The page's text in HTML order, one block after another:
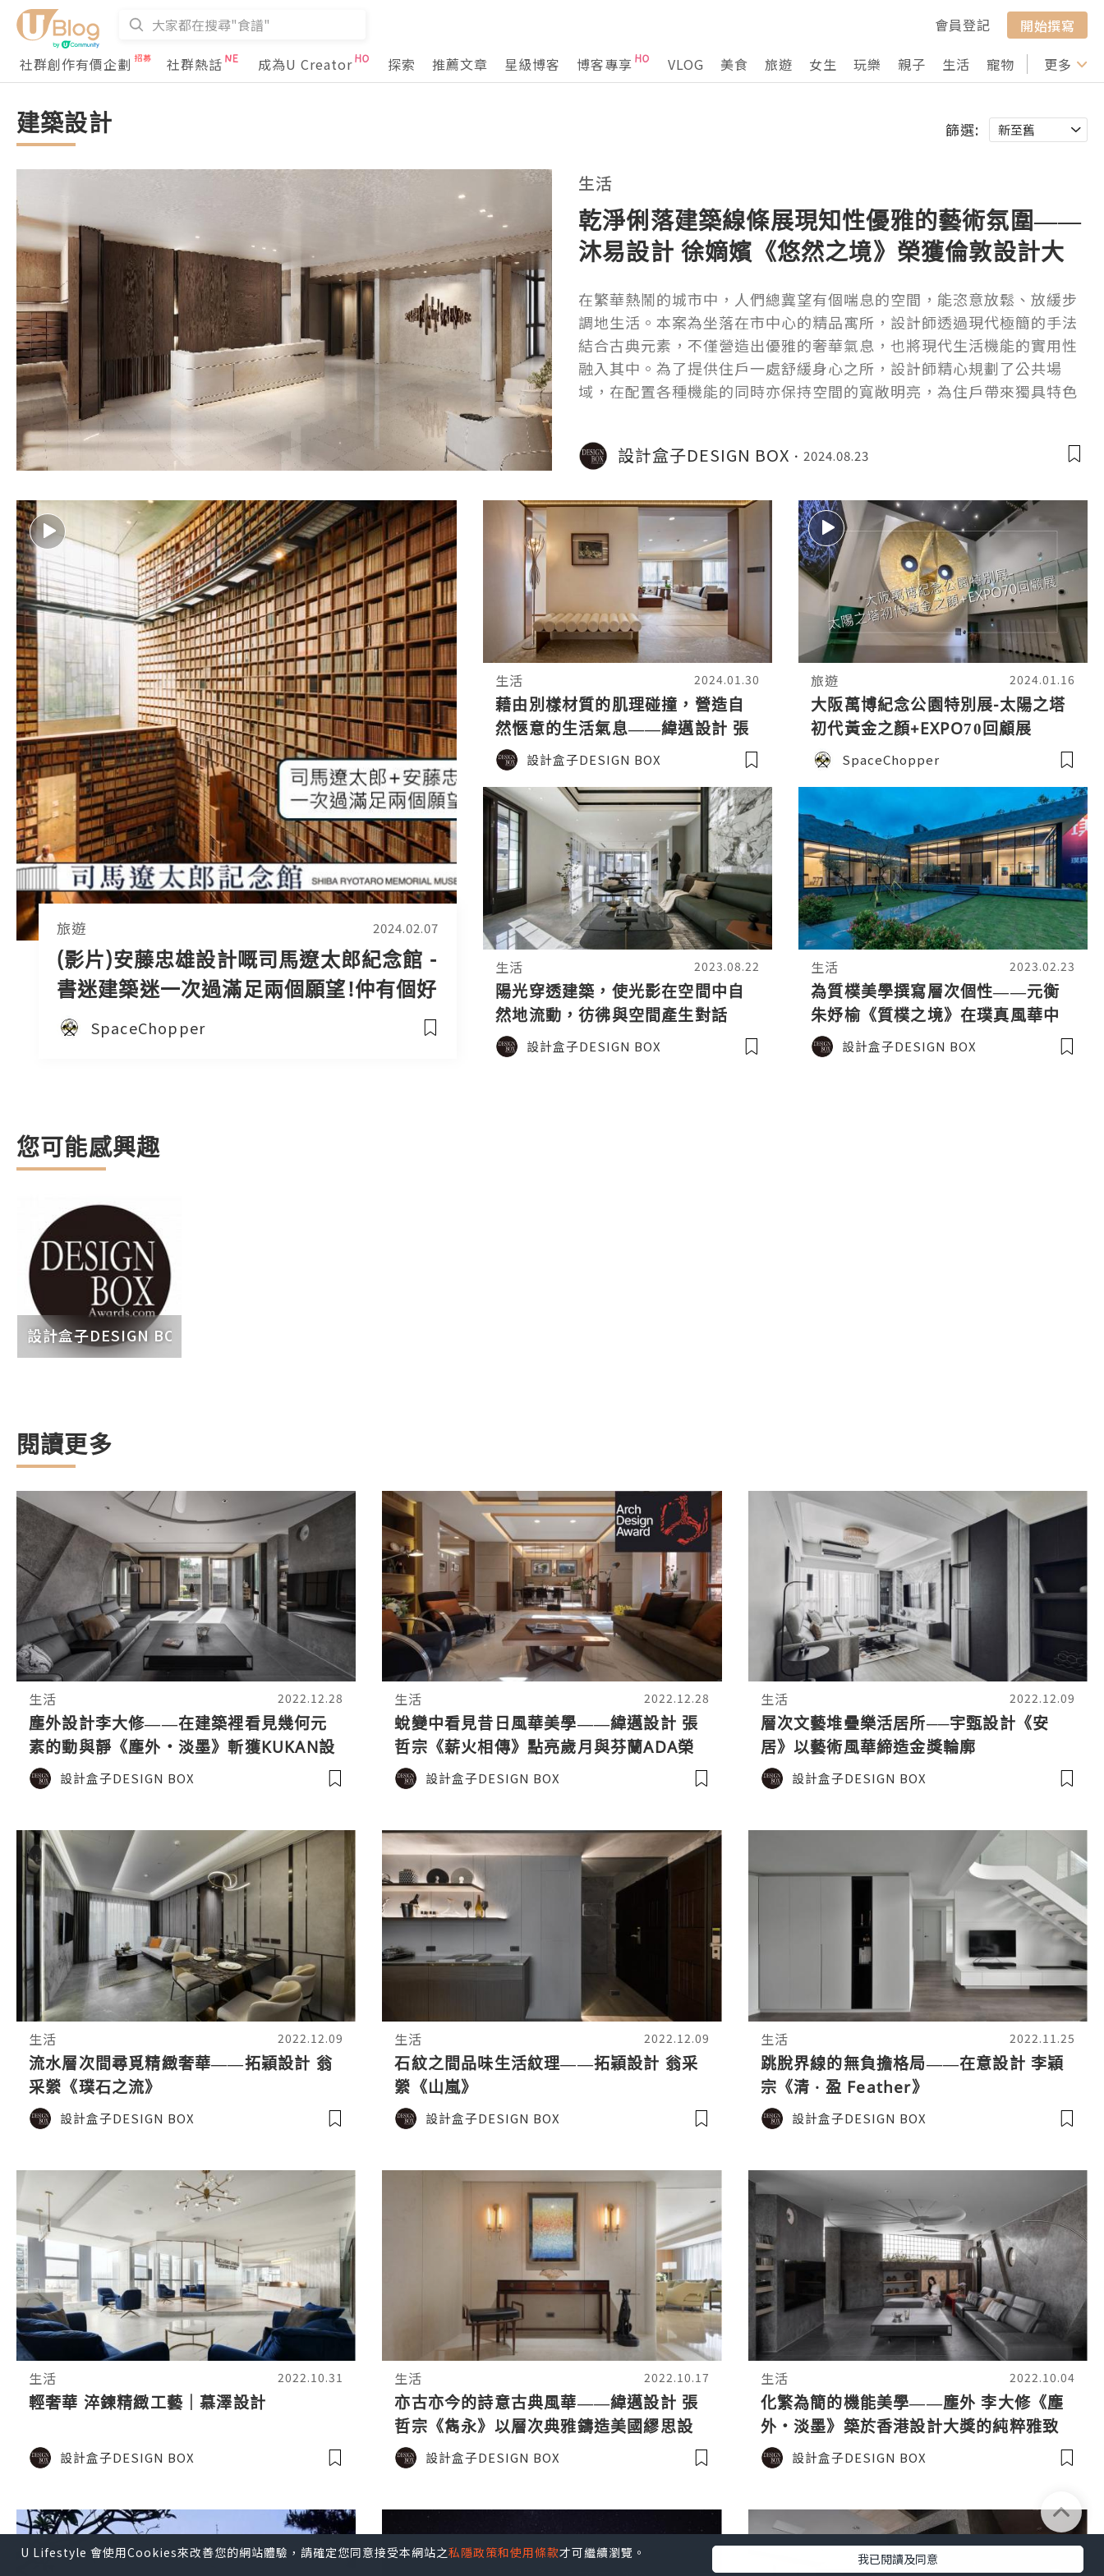
U Lifestyle 會使用Cookies來改善您的網站體驗，請確定您同意接受本網站之私隱政策和使用條款才可繼續瀏覽。 我已閱讀及同意
會員登記
開始撰寫
社群創作有價企劃
社群熱話 成為U Creator 探索 推薦文章 星級博客 博客專享 VLOG 美食 旅遊 女生 玩樂 親子 生活 寵物 行山 打卡
更多
建築設計 篩選:
生活
乾淨俐落建築線條展現知性優雅的藝術氛圍——
沐易設計 徐嫡嬪《悠然之境》榮獲倫敦設計大
在繁華熱鬧的城市中，人們總冀望有個喘息的空間，能恣意放鬆、放緩步
調地生活。本案為坐落在市中心的精品寓所，設計師透過現代極簡的手法
結合古典元素，不僅營造出優雅的奢華氣息，也將現代生活機能的實用性
融入其中。為了提供住戶一處舒緩身心之所，設計師精心規劃了公共場
域，在配置各種機能的同時亦保持空間的寬敞明亮，為住戶帶來獨具特色
活的寧靜與美好。D
設計盒子DESIGN BOX 2024.08.23
旅遊 2024.02.07
(影片)安藤忠雄設計嘅司馬遼太郎紀念館 -
書迷建築迷一次過滿足兩個願望!仲有個好
靚嘅庭園~
SpaceChopper
生活 2024.01.30
藉由別樣材質的肌理碰撞，營造自
然愜意的生活氣息——緯邁設計 張
哲宗《BAKER FOR BETTER》榮獲
美國TITAN泰坦地產設計金獎
設計盒子DESIGN BOX
旅遊 2024.01.16
大阪萬博紀念公園特別展-太陽之塔
初代黃金之顏+EXPO70回顧展
SpaceChopper
生活 2023.08.22
陽光穿透建築，使光影在空間中自
然地流動，彷彿與空間產生對話
——上恆建設《美的總和》榮獲
2023芬蘭Arch Design Award 設
設計盒子DESIGN BOX
生活 2023.02.23
為質樸美學撰寫層次個性——元衡
朱妤榆《質樸之境》在璞真風華中
孕育出的瑞士BLT榮譽之作
設計盒子DESIGN BOX
您可能感興趣
設計盒子DESIGN BOX
閱讀更多
生活 2022.12.28
塵外設計李大修——在建築裡看見幾何元
素的動與靜《塵外・淡墨》斬獲KUKAN設
計大獎榮譽
設計盒子DESIGN BOX
生活 2022.12.28
蛻變中看見昔日風華美學——緯邁設計 張
哲宗《薪火相傳》點亮歲月與芬蘭ADA榮
譽殊榮設計盒子DESIGN BOX
生活 2022.12.09
層次文藝堆疊樂活居所──宇甄設計《安
居》以藝術風華締造金獎輪廓
設計盒子DESIGN BOX
生活 2022.12.09
流水層次間尋覓精緻奢華——拓穎設計 翁
采縈《璞石之流》
設計盒子DESIGN BOX
生活 2022.12.09
石紋之間品味生活紋理——拓穎設計 翁采
縈《山嵐》
設計盒子DESIGN BOX
生活 2022.11.25
跳脫界線的無負擔格局——在意設計 李穎
宗《清 · 盈 Feather》
設計盒子DESIGN BOX
生活 2022.10.31
輕奢華 淬鍊精緻工藝｜慕澤設計
設計盒子DESIGN BOX
生活 2022.10.17
亦古亦今的詩意古典風華——緯邁設計 張
哲宗《雋永》以層次典雅鑄造美國繆思設
計大獎金獎榮譽
設計盒子DESIGN BOX
生活 2022.10.04
化繁為簡的機能美學——塵外 李大修《塵
外・淡墨》築於香港設計大獎的純粹雅致
設計盒子DESIGN BOX